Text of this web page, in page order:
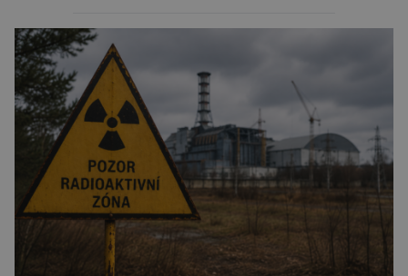
prazvláštní stonožce podobný tvor, který měl
zárodky zbraní typických pro dnešní pavouky.
Pavouci, štíři či klíšťata jsou členovci patřící do
skupiny klepítkatců. Vyznačují se takzvanými
chelicerami, které u nich představují právě […]